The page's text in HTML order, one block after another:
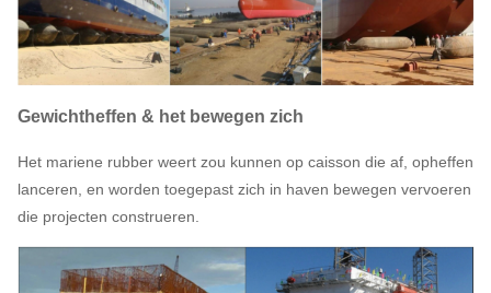
Gewichtheffen & het bewegen zich
Het mariene rubber weert zou kunnen op caisson die af, opheffen
lanceren, en worden toegepast zich in haven bewegen vervoeren
die projecten construeren.